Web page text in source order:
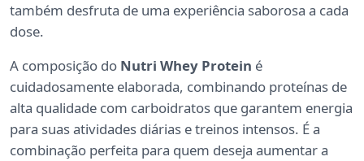
também desfruta de uma experiência saborosa a cada
dose.
A composição do Nutri Whey Protein é
cuidadosamente elaborada, combinando proteínas de
alta qualidade com carboidratos que garantem energia
para suas atividades diárias e treinos intensos. É a
combinação perfeita para quem deseja aumentar a